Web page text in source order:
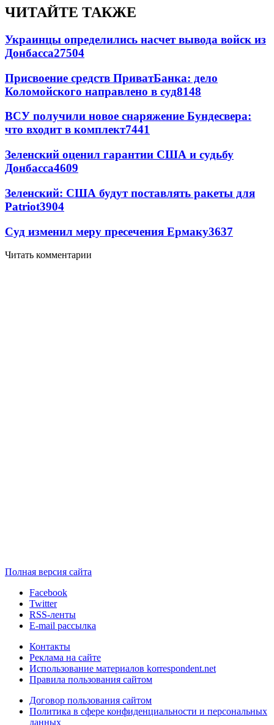
ЧИТАЙТЕ ТАКЖЕ
Украинцы определились насчет вывода войск из
Донбасса27504
Присвоение средств ПриватБанка: дело
Коломойского направлено в суд8148
ВСУ получили новое снаряжение Бундесвера:
что входит в комплект7441
Зеленский оценил гарантии США и судьбу
Донбасса4609
Зеленский: США будут поставлять ракеты для
Patriot3904
Суд изменил меру пресечения Ермаку3637
Читать комментарии
Полная версия сайта
Facebook
Twitter
RSS-ленты
E-mail рассылка
Контакты
Реклама на сайте
Использование материалов korrespondent.net
Правила пользования сайтом
Договор пользования сайтом
Политика в сфере конфиденциальности и персональных
данных